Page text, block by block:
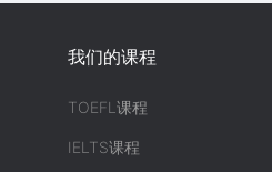
我们的课程
TOEFL课程
IELTS课程